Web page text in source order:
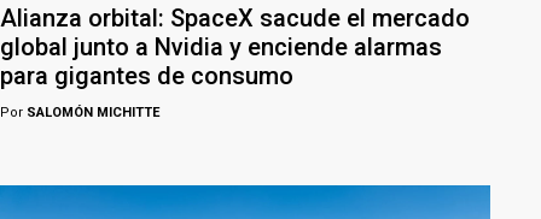
Alianza orbital: SpaceX sacude el mercado
global junto a Nvidia y enciende alarmas
para gigantes de consumo
Por SALOMÓN MICHITTE